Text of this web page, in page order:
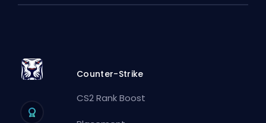
Counter-Strike
CS2 Rank Boost